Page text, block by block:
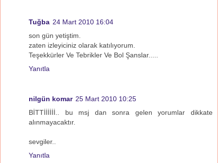
Tuğba 24 Mart 2010 16:04
son gün yetiştim.
zaten izleyiciniz olarak katılıyorum.
Teşekkürler Ve Tebrikler Ve Bol Şanslar.....
Yanıtla
nilgün komar 25 Mart 2010 10:25
BİTTİİİİİİ.. bu msj dan sonra gelen yorumlar dikkate
alınmayacaktır.
sevgiler..
Yanıtla